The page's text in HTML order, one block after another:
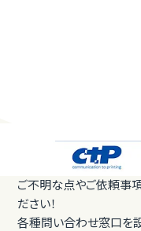
ご不明な点やご依頼事
ださい！
各種問い合わせ窓口を設